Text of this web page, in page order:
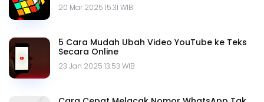
20 Mar 2025 15.31 WIB
5 Cara Mudah Ubah Video YouTube ke Teks
Secara Online
23 Jan 2025 13.53 WIB